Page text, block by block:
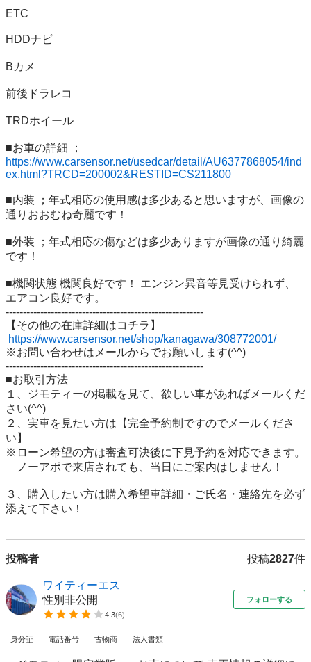
ETC
HDDナビ
Bカメ
前後ドラレコ
TRDホイール
■お車の詳細 ；
https://www.carsensor.net/usedcar/detail/AU6377868054/ind
ex.html?TRCD=200002&RESTID=CS211800
■内装 ；年式相応の使用感は多少あると思いますが、画像の
通りおおむね奇麗です！
■外装 ；年式相応の傷などは多少ありますが画像の通り綺麗
です！
■機関状態 機関良好です！ エンジン異音等見受けられず、
エアコン良好です。
---------------------------------------------------------
【その他の在庫詳細はコチラ】
https://www.carsensor.net/shop/kanagawa/308772001/
※お問い合わせはメールからでお願いします(^^)
---------------------------------------------------------
■お取引方法
１、ジモティーの掲載を見て、欲しい車があればメールくだ
さい(^^)
２、実車を見たい方は【完全予約制ですのでメールくださ
い】
※ローン希望の方は審査可決後に下見予約を対応できます。
ノーアポで来店されても、当日にご案内はしません！
３、購入したい方は購入希望車詳細・ご氏名・連絡先を必ず
投稿者 投稿2827件
ワイティーエス
性別非公開
4.3(6)
フォローする
身分証 電話番号 古物商 法人書類